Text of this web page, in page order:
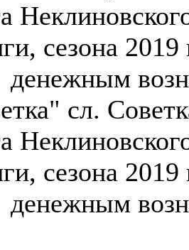
сезона
сл.
сезона